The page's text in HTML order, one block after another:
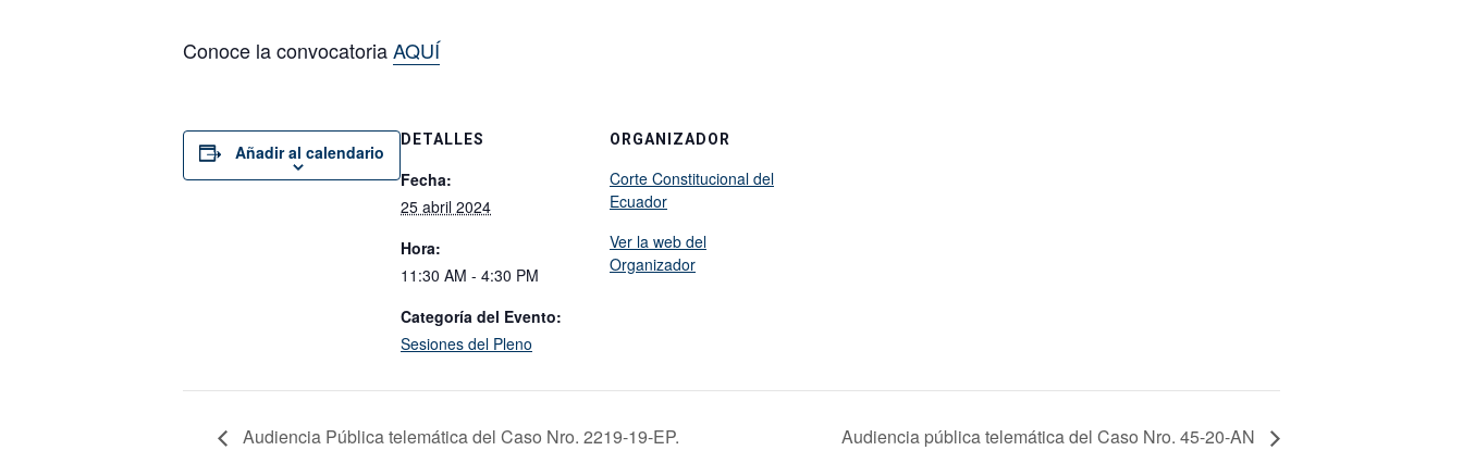
Conoce la convocatoriaAQUÍ
Añadir al calendario
DETALLES
Fecha:
25 abril 2024
Hora:
11:30 AM - 4:30 PM
Categoría del Evento:
Sesiones del Pleno
ORGANIZADOR
Corte Constitucional del
Ecuador
Ver la web del
Organizador
Audiencia Pública telemática del Caso Nro. 2219-19-EP. Audiencia pública telemática del Caso Nro. 45-20-AN